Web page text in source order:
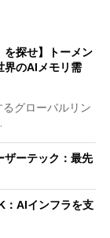
を探せ】トーメン
界のAIメモリ需
グローバルリン
ザーテック：最先
：AIインフラを支